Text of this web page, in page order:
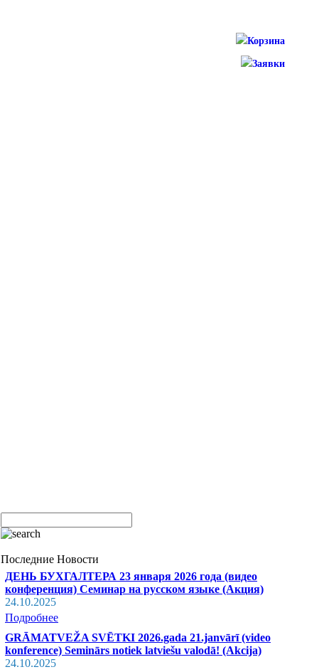
Корзина
Заявки
Последние Новости
ДЕНЬ БУХГАЛТЕРА 23 января 2026 года (видео
конференция) Семинар на русском языке (Акция)
24.10.2025
Подробнее
GRĀMATVEŽA SVĒTKI 2026.gada 21.janvārī (video
konference) Seminārs notiek latviešu valodā! (Akcija)
24.10.2025